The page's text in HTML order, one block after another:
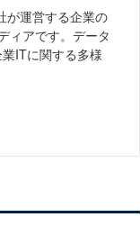
が運営する企業の
ィアです。データ
ITに関する多様